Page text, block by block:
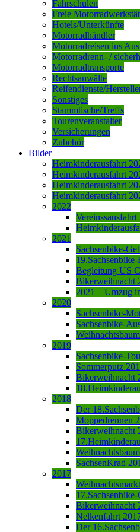
Fahrschulen
Freie
Hotels/Unterkünfte
Motorradhändler
Motorradreisen ins
Motorradrenn- /
Motorradtransporte
Rechtsanwälte
Reifendienste/
Sonstiges
Stammtische/Treffs
Tourenveranstalter
Versicherungen
Zubehör
Bilder
Heimkinderausfahrt
Heimkinderausfahrt
Heimkinderausfahrt
Heimkinderausfahrt
2022
Vereinssausfahrt
2021
Sachsenbike-
Begleitung US
Bikerweihnacht
2021 – Umzug
2020
Sachsenbike-
Sachsenbike-
2019
Sachsenbike-
Sommerputz
Bikerweihnacht
2018
Der
Moppedrennen
Bikerweihnacht
SachsenKrad
2017
Bikerweihnacht
Nelkenfahrt
Der